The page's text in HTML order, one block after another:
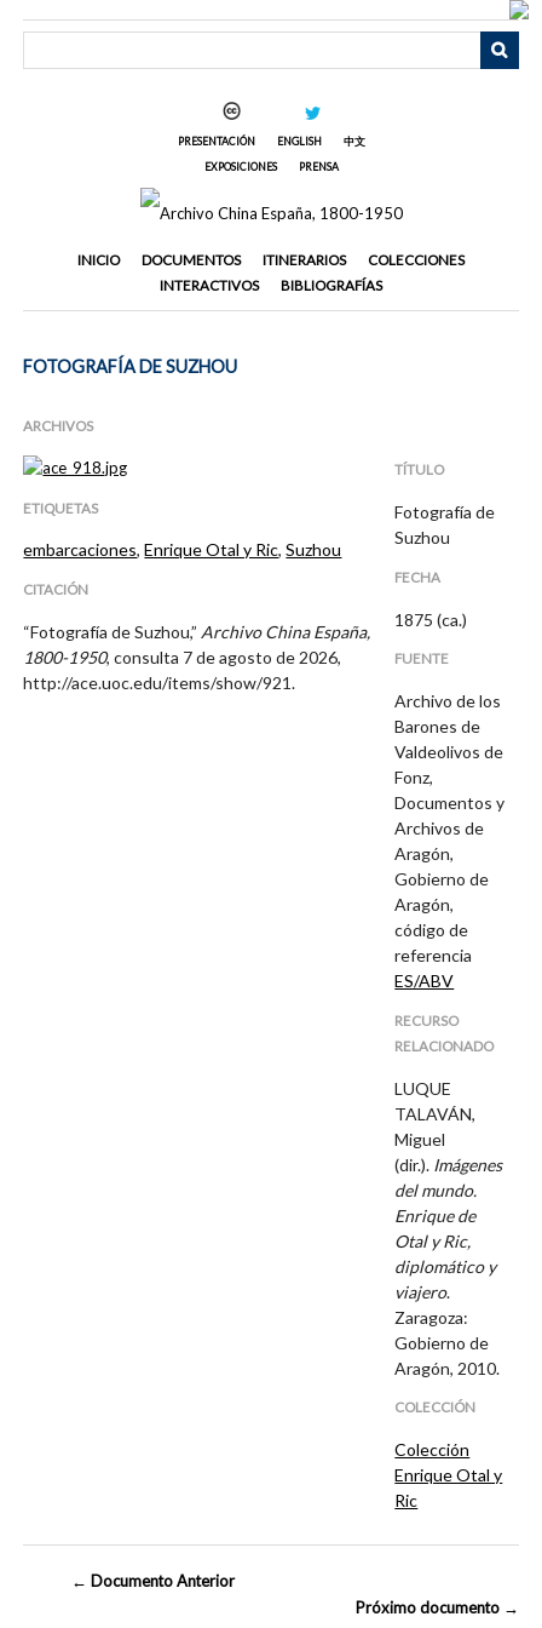
PRESENTACIÓN ENGLISH
中文
EXPOSICIONES
PRENSA
INICIO DOCUMENTOS ITINERARIOS
COLECCIONES
INTERACTIVOS
BIBLIOGRAFÍAS
FOTOGRAFÍA DE SUZHOU
ARCHIVOS
ETIQUETAS
embarcaciones,Enrique Otal y Ric,Suzhou
CITACIÓN
“Fotografía de Suzhou,” Archivo China España,
1800-1950, consulta 7 de agosto de 2026,
http://ace.uoc.edu/items/show/921.
TÍTULO
Fotografía de
Suzhou
FECHA
1875 (ca.)
FUENTE
Archivo de los
Barones de
Valdeolivos de
Fonz,
Documentos y
Archivos de
Aragón,
Gobierno de
Aragón,
código de
referencia
ES/ABV
RECURSO
RELACIONADO
LUQUE
TALAVÁN,
Miguel
(dir.). Imágenes
del mundo.
Enrique de
Otal y Ric,
diplomático y
viajero.
Zaragoza:
Gobierno de
Aragón, 2010.
COLECCIÓN
Colección
Enrique Otal y
Ric
← Documento Anterior
Próximo documento →